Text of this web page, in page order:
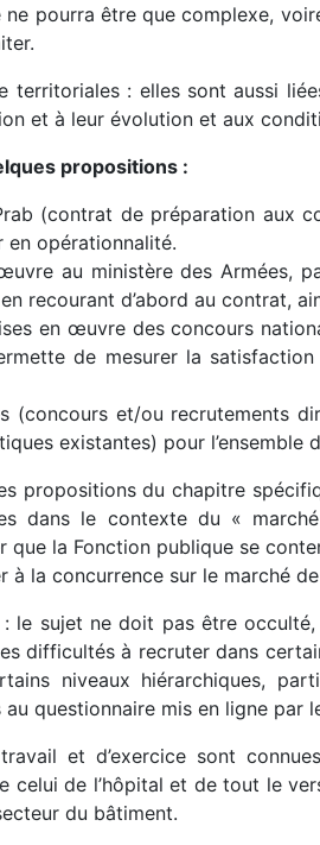
pourra être que complexe,
territoriales : elles sont aussi
et à leur évolution et aux
propositions :
(contrat de préparation aux
opérationnalité.
au ministère des Armées,
recourant d’abord au contrat,
en œuvre des concours
de mesurer la
(concours et/ou recrutements
existantes) pour l’ensemble
propositions du chapitre
dans le contexte du «
que la Fonction publique se
la concurrence sur le marché
: le sujet ne doit pas être
difficultés à recruter dans
niveaux hiérarchiques,
questionnaire mis en ligne par
et d’exercice sont
de l’hôpital et de tout le
du bâtiment.